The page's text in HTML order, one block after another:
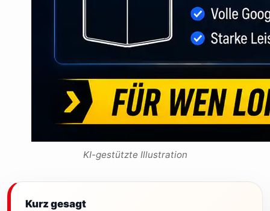
KI-gestützte Illustration
Kurz gesagt